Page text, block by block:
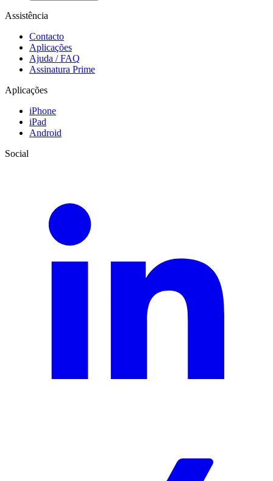
Assistência
Contacto
Aplicações
Ajuda / FAQ
Assinatura Prime
Aplicações
iPhone
iPad
Android
Social